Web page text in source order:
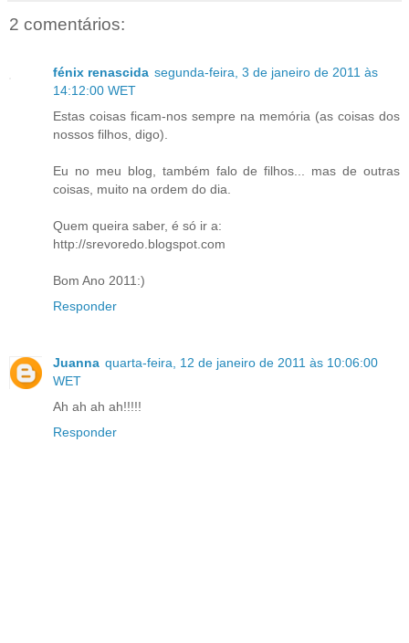
2 comentários:
fénix renascida segunda-feira, 3 de janeiro de 2011 às
14:12:00 WET
Estas coisas ficam-nos sempre na memória (as coisas dos
nossos filhos, digo).
Eu no meu blog, também falo de filhos... mas de outras
coisas, muito na ordem do dia.
Quem queira saber, é só ir a:
http://srevoredo.blogspot.com
Bom Ano 2011:)
Responder
Juanna quarta-feira, 12 de janeiro de 2011 às 10:06:00
WET
Ah ah ah ah!!!!!
Responder